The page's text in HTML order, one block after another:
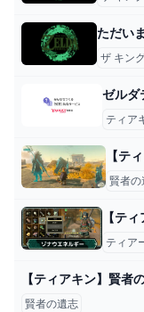
ただい
ザ キン
ティア
賢者の
ティア
賢者の遺志